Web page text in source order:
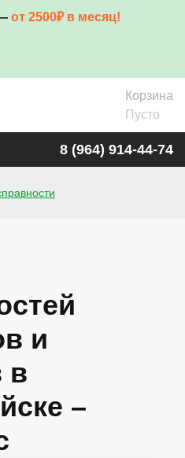
от 2500₽ в месяц!
Корзина
Пусто
8 (964) 914-44-74
и
в
–